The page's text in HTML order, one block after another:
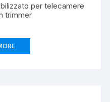
per telecamere
trimmer